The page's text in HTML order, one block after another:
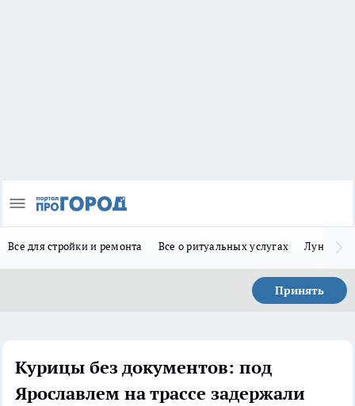
Все для стройки и ремонта Все о ритуальных услугах Лунно-
Принять
Курицы без документов: под
Ярославлем на трассе задержали